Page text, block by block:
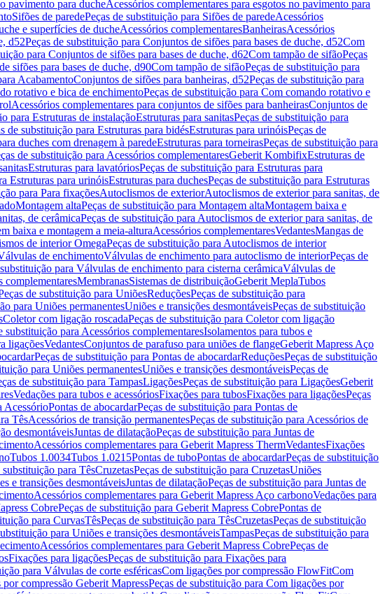
pavimento para ducheAcessórios complementares para esgotos no pavimento para
Sifões de paredePeças de substituição para Sifões de paredeAcessórios
e superfícies de ducheAcessórios complementaresBanheirasAcessórios
d52Peças de substituição para Conjuntos de sifões para bases de duche, d52Com
para Conjuntos de sifões para bases de duche, d62Com tampão de sifãoPeças
sifões para bases de duche, d90Com tampão de sifãoPeças de substituição para
AcabamentoConjuntos de sifões para banheiras, d52Peças de substituição para
rotativo e bica de enchimentoPeças de substituição para Com comando rotativo e
Acessórios complementares para conjuntos de sifões para banheirasConjuntos de
para Estruturas de instalaçãoEstruturas para sanitasPeças de substituição para
de substituição para Estruturas para bidésEstruturas para urinóisPeças de
duches com drenagem à paredeEstruturas para torneirasPeças de substituição para
de substituição para Acessórios complementaresGeberit KombifixEstruturas de
Estruturas para lavatóriosPeças de substituição para Estruturas para
Estruturas para urinóisEstruturas para duchesPeças de substituição para Estruturas
para Para fixaçõesAutoclismos de exteriorAutoclismos de exterior para sanitas, de
Montagem altaPeças de substituição para Montagem altaMontagem baixa e
de cerâmicaPeças de substituição para Autoclismos de exterior para sanitas, de
baixa e montagem a meia-alturaAcessórios complementaresVedantesMangas de
de interior OmegaPeças de substituição para Autoclismos de interior
de enchimentoVálvulas de enchimento para autoclismo de interiorPeças de
para Válvulas de enchimento para cisterna cerâmicaVálvulas de
complementaresMembranasSistemas de distribuiçãoGeberit MeplaTubos
de substituição para UniõesReduçõesPeças de substituição para
para Uniões permanentesUniões e transições desmontáveisPeças de substituição
Coletor com ligação roscadaPeças de substituição para Coletor com ligação
substituição para Acessórios complementaresIsolamentos para tubos e
ligaçõesVedantesConjuntos de parafuso para uniões de flangeGeberit Mapress Aço
Peças de substituição para Pontas de abocardarReduçõesPeças de substituição
para Uniões permanentesUniões e transições desmontáveisPeças de
de substituição para TampasLigaçõesPeças de substituição para LigaçõesGeberit
Vedações para tubos e acessóriosFixações para tubosFixações para ligaçõesPeças
AcessórioPontas de abocardarPeças de substituição para Pontas de
TêsAcessórios de transição permanentesPeças de substituição para Acessórios de
desmontáveisJuntas de dilataçãoPeças de substituição para Juntas de
Acessórios complementares para Geberit Mapress ThermVedantesFixações
Tubos 1.0034Tubos 1.0215Pontas de tuboPontas de abocardarPeças de substituição
substituição para TêsCruzetasPeças de substituição para CruzetasUniões
e transições desmontáveisJuntas de dilataçãoPeças de substituição para Juntas de
Acessórios complementares para Geberit Mapress Aço carbonoVedações para
CobrePeças de substituição para Geberit Mapress CobrePontas de
para CurvasTêsPeças de substituição para TêsCruzetasPeças de substituição
para Uniões e transições desmontáveisTampasPeças de substituição para
Acessórios complementares para Geberit Mapress CobrePeças de
Fixações para ligaçõesPeças de substituição para Fixações para
para Válvulas de corte esféricasCom ligações por compressão FlowFitCom
compressão Geberit MapressPeças de substituição para Com ligações por